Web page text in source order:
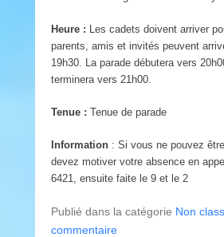
Heure : Les cadets doivent arriver
parents, amis et invités peuvent
19h30. La parade débutera vers
terminera vers 21h00.
Tenue : Tenue de parade
Information : Si vous ne pouvez
devez motiver votre absence en
6421, ensuite faite le 9 et le 2
Publié dans la catégorie Non
commentaire